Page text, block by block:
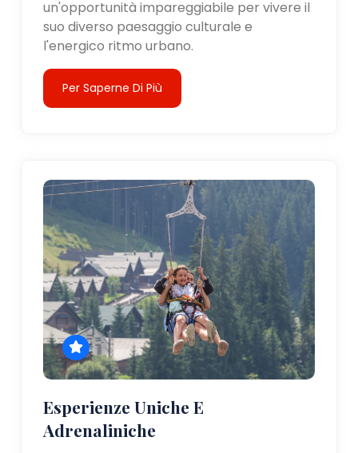
un'opportunità impareggiabile per vivere il
suo diverso paesaggio culturale e
l'energico ritmo urbano.
Per Saperne Di Più
Esperienze Uniche E
Adrenaliniche